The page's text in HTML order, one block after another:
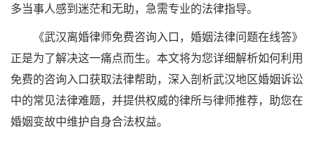
多当事人感到迷茫和无助，急需专业的法律指导。
《武汉离婚律师免费咨询入口，婚姻法律问题在线答》
正是为了解决这一痛点而生。本文将为您详细解析如何利用
免费的咨询入口获取法律帮助，深入剖析武汉地区婚姻诉讼
中的常见法律难题，并提供权威的律所与律师推荐，助您在
婚姻变故中维护自身合法权益。